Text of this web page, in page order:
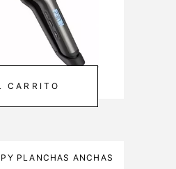
CARRITO
PLANCHAS ANCHAS